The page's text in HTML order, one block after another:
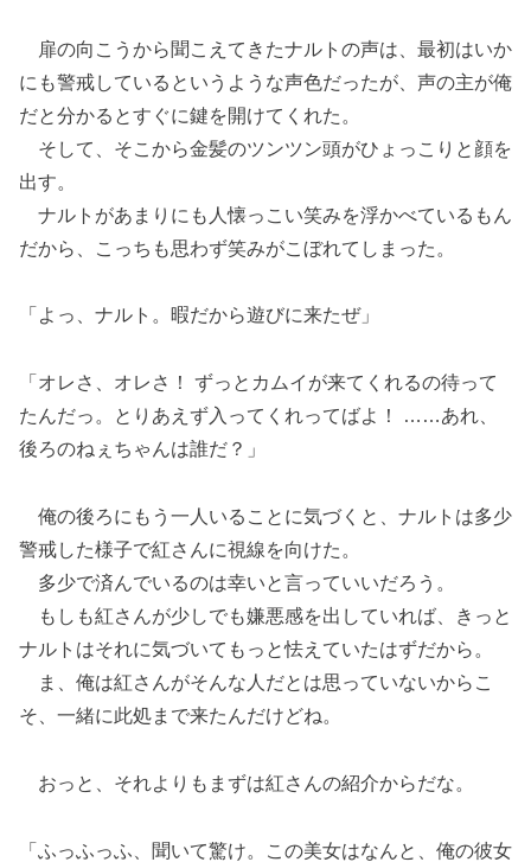
扉の向こうから聞こえてきたナルトの声は、最初はいか
にも警戒しているというような声色だったが、声の主が俺
だと分かるとすぐに鍵を開けてくれた。
そして、そこから金髪のツンツン頭がひょっこりと顔を
出す。
ナルトがあまりにも人懐っこい笑みを浮かべているもん
だから、こっちも思わず笑みがこぼれてしまった。
「よっ、ナルト。暇だから遊びに来たぜ」
「オレさ、オレさ！ ずっとカムイが来てくれるの待って
たんだっ。とりあえず入ってくれってばよ！ ……あれ、
後ろのねぇちゃんは誰だ？」
俺の後ろにもう一人いることに気づくと、ナルトは多少
警戒した様子で紅さんに視線を向けた。
多少で済んでいるのは幸いと言っていいだろう。
もしも紅さんが少しでも嫌悪感を出していれば、きっと
ナルトはそれに気づいてもっと怯えていたはずだから。
ま、俺は紅さんがそんな人だとは思っていないからこ
そ、一緒に此処まで来たんだけどね。
おっと、それよりもまずは紅さんの紹介からだな。
「ふっふっふ、聞いて驚け。この美女はなんと、俺の彼女